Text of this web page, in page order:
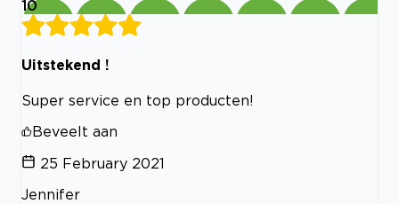
10
Uitstekend !
Super service en top producten!
Beveelt aan
25 February 2021
Jennifer